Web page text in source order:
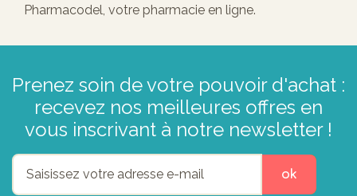
Pharmacodel, votre pharmacie en ligne.
Prenez soin de votre pouvoir d'achat :
recevez nos meilleures offres en
vous inscrivant à notre newsletter !
ok